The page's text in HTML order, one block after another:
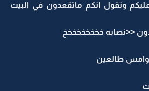
وتقول انكم ماتقعدون في البيت
خخخخخخخخخ
طالعين